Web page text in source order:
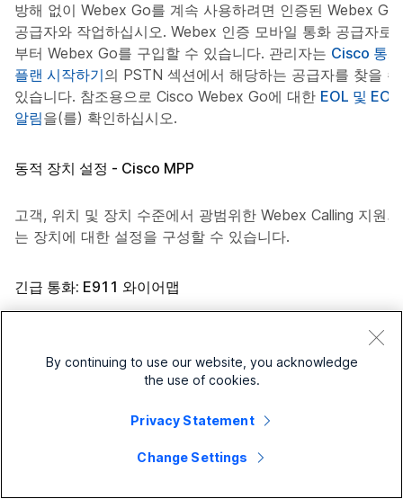
방해 없이 Webex Go를 계속 사용하려면 인증된 Webex Go
공급자와 작업하십시오. Webex 인증 모바일 통화 공급자로
부터 Webex Go를 구입할 수 있습니다. 관리자는 Cisco 통화
플랜 시작하기의 PSTN 섹션에서 해당하는 공급자를 찾을 수
있습니다. 참조용으로 Cisco Webex Go에 대한 EOL 및 EOS
알림을(를) 확인하십시오.
동적 장치 설정 - Cisco MPP
고객, 위치 및 장치 수준에서 광범위한 Webex Calling 지원되
는 장치에 대한 설정을 구성할 수 있습니다.
긴급 통화: E911 와이어맵
Webex Calling은 Kari의 법안 및 Ray Baum의 법안에 따라
강화된 긴급 통화 기능에 대한 로컬 위치 서비스를 소개합니
Webex Calling 엔드포인트 간 Webex Calling 연결 상태 보
By continuing to use our website, you acknowledge
the use of cookies.
Privacy Statement
Change Settings